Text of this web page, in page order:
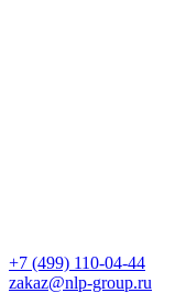
+7 (499) 110-04-44
zakaz@nlp-group.ru